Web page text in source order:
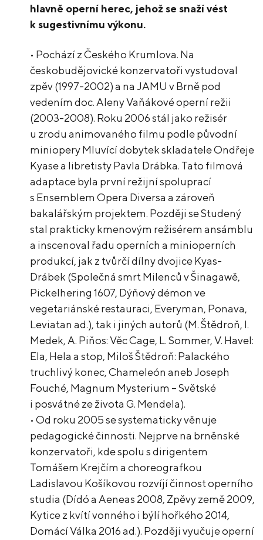
hlavně operní herec, jehož se snaží vést
k sugestivnímu výkonu.
• Pochází z Českého Krumlova. Na
českobudějovické konzervatoři vystudoval
zpěv (1997-2002) a na JAMU v Brně pod
vedením doc. Aleny Vaňákové operní režii
(2003-2008). Roku 2006 stál jako režisér
u zrodu animovaného filmu podle původní
miniopery Mluvící dobytek skladatele Ondřeje
Kyase a libretisty Pavla Drábka. Tato filmová
adaptace byla první režijní spoluprací
s Ensemblem Opera Diversa a zároveň
bakalářským projektem. Později se Studený
stal prakticky kmenovým režisérem ansámblu
a inscenoval řadu operních a minioperních
produkcí, jak z tvůrčí dílny dvojice Kyas-
Drábek (Společná smrt Milenců v Šinagawě,
Pickelhering 1607, Dýňový démon ve
vegetariánské restauraci, Everyman, Ponava,
Leviatan ad.), tak i jiných autorů (M. Štědroň, I.
Medek, A. Piňos: Věc Cage, L. Sommer, V. Havel:
Ela, Hela a stop, Miloš Štědroň: Palackého
truchlivý konec, Chameleón aneb Joseph
Fouché, Magnum Mysterium – Světské
i posvátné ze života G. Mendela).
• Od roku 2005 se systematicky věnuje
pedagogické činnosti. Nejprve na brněnské
konzervatoři, kde spolu s dirigentem
Tomášem Krejčím a choreografkou
Ladislavou Košíkovou rozvíjí činnost operního
studia (Dídó a Aeneas 2008, Zpěvy země 2009,
Kytice z kvítí vonného i býlí hořkého 2014,
Domácí Válka 2016 ad.). Později vyučuje operní